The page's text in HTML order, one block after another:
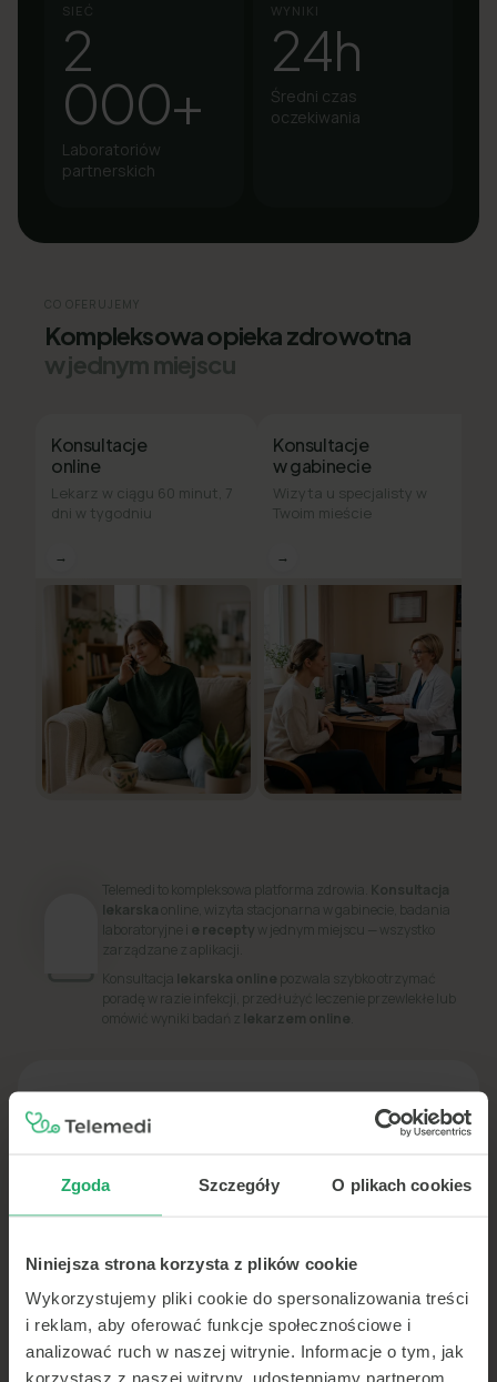
Zgoda Szczegóły O plikach cookies
Niniejsza strona korzysta z plików cookie
Wykorzystujemy pliki cookie do spersonalizowania treści
i reklam, aby oferować funkcje społecznościowe i
analizować ruch w naszej witrynie. Informacje o tym, jak
korzystasz z naszej witryny, udostępniamy partnerom
SIEĆ
2
000+
Laboratoriów
partnerskich
WYNIKI
24h
Średni czas
oczekiwania
CO OFERUJEMY
Kompleksowa opieka zdrowotna
w jednym miejscu
Konsultacje
online
Lekarz w ciągu 60 minut, 7
dni w tygodniu
→
Konsultacje
w gabinecie
Wizyta u specjalisty w
Twoim mieście
→
Telemedi to kompleksowa platforma zdrowia. Konsultacja
lekarskaonline, wizyta stacjonarna w gabinecie, badania
laboratoryjne i e recepty w jednym miejscu — wszystko
zarządzane z aplikacji.
Konsultacja lekarska online pozwala szybko otrzymać
poradę w razie infekcji, przedłużyć leczenie przewlekłe lub
omówić wyniki badań z lekarzem online